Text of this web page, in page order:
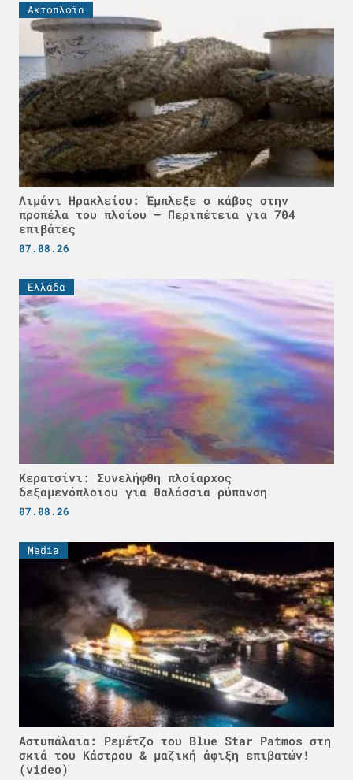
Ακτοπλοϊα
Λιμάνι Ηρακλείου: Έμπλεξε ο κάβος στην
προπέλα του πλοίου – Περιπέτεια για 704
επιβάτες
07.08.26
Ελλάδα
Κερατσίνι: Συνελήφθη πλοίαρχος
δεξαμενόπλοιου για θαλάσσια ρύπανση
07.08.26
Media
Αστυπάλαια: Ρεμέτζο του Blue Star Patmos στη
σκιά του Κάστρου & μαζική άφιξη επιβατών!
(video)